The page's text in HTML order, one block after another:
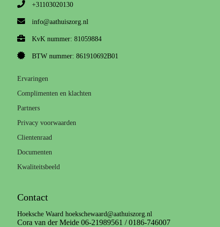
+31103020130
info@aathuiszorg.nl
KvK nummer: 81059884
BTW nummer: 861910692B01
Ervaringen
Complimenten en klachten
Partners
Privacy voorwaarden
Clientenraad
Documenten
Kwaliteitsbeeld
Contact
Hoeksche Waard hoekschewaard@aathuiszorg.nl
Cora van der Meide 06-21989561 / 0186-746007